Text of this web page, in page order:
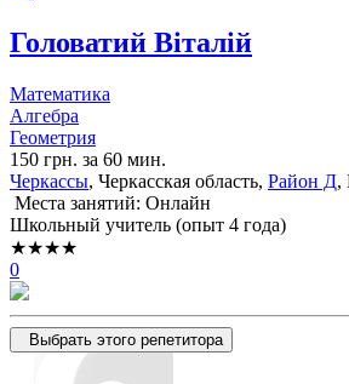
Головатий Віталій
Математика
Алгебра
Геометрия
150 грн. за 60 мин.
Черкассы, Черкасская область, Район Д,
Места занятий: Онлайн
Школьный учитель (опыт 4 года)
★★★★
0
Выбрать этого репетитора